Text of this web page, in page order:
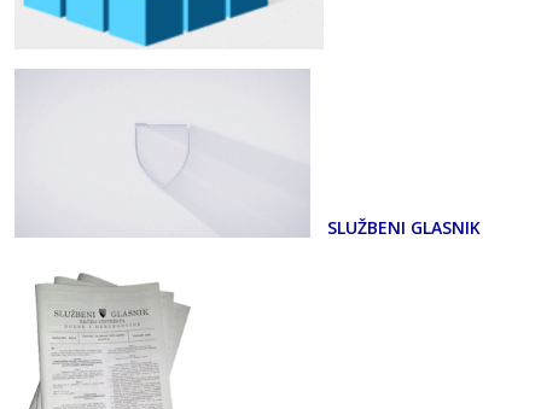
SLUŽBENI GLASNIK